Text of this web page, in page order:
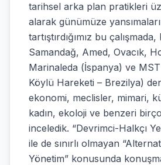
tarihsel arka plan pratikleri
alarak günümüze
tartıştırdığımız bu
Samandağ, Amed, Ovacık,
Marinaleda (İspanya) ve
Köylü Hareketi – Brezilya)
ekonomi, meclisler, mimari,
kadın, ekoloji ve benzeri
inceledik. “Devrimci-Halkçı
ile de sınırlı olmayan
Yönetim” konusunda